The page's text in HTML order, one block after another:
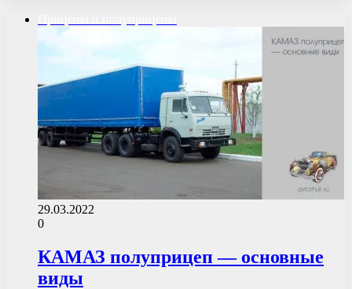
29.03.2022
0
КАМАЗ полуприцеп — основные
виды